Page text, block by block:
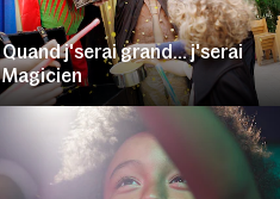
Quand j'serai grand... j'serai
Magicien